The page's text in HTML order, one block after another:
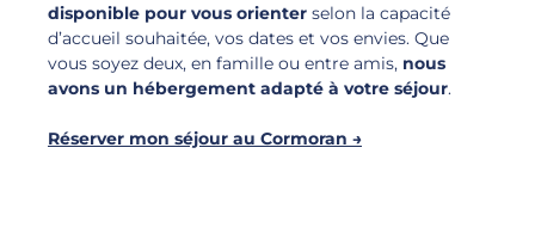
disponible pour vous orienter selon la capacité
d’accueil souhaitée, vos dates et vos envies. Que
vous soyez deux, en famille ou entre amis, nous
avons un hébergement adapté à votre séjour.
Réserver mon séjour au Cormoran →